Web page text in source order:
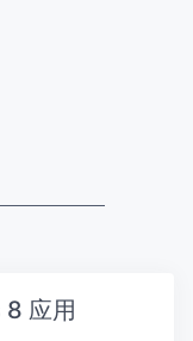
应用